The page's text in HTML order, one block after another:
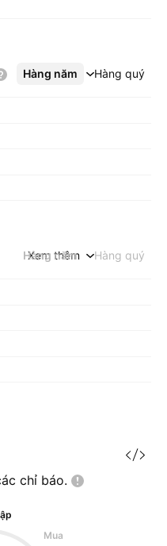
Hàng năm Hàng quý
Xem thêm
Hàng năm Hàng quý
Xem thêm
chỉ báo.
Mua